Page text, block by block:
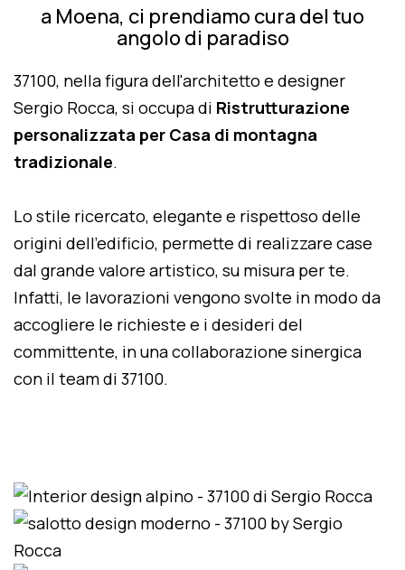
a Moena, ci prendiamo cura del tuo
angolo di paradiso
37100, nella figura dell'architetto e designer
Sergio Rocca, si occupa di Ristrutturazione
personalizzata per Casa di montagna
tradizionale.
Lo stile ricercato, elegante e rispettoso delle
origini dell'edificio, permette di realizzare case
dal grande valore artistico, su misura per te.
Infatti, le lavorazioni vengono svolte in modo da
accogliere le richieste e i desideri del
committente, in una collaborazione sinergica
con il team di 37100.